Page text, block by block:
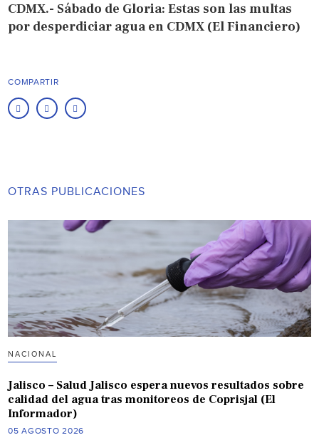
CDMX.- Sábado de Gloria: Estas son las multas
por desperdiciar agua en CDMX (El Financiero)
COMPARTIR
OTRAS PUBLICACIONES
NACIONAL
Jalisco – Salud Jalisco espera nuevos resultados sobre
calidad del agua tras monitoreos de Coprisjal (El
Informador)
05 AGOSTO 2026